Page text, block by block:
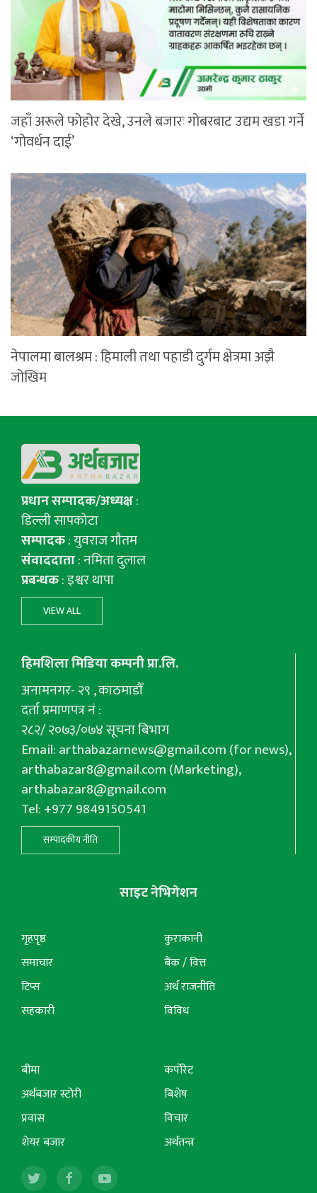
जहाँ अरूले फोहोर देखे, उनले बजारः गोबरबाट उद्यम खडा गर्ने
‘गोवर्धन दाई’
नेपालमा बालश्रम : हिमाली तथा पहाडी दुर्गम क्षेत्रमा अझै
जोखिम
प्रधान सम्पादक/अध्यक्ष:
डिल्ली सापकोटा
सम्पादक: युवराज गाैतम
संवाददाता: नमिता दुलाल
प्रबन्धक: इश्वर थापा
VIEW ALL
हिमशिला मिडिया कम्पनी प्रा.लि.
अनामनगर- २९ , काठमाडौँ
दर्ता प्रमाणपत्र नं :
२८२/ २०७३/०७४ सूचना बिभाग
Email:arthabazarnews@gmail.com(for news),
arthabazar8@gmail.com(Marketing),
arthabazar8@gmail.com
Tel: +977 9849150541
सम्पादकीय नीति
साइट नेभिगेशन
गृहपृष्ठ
समाचार
टिप्स
सहकारी
कुराकानी
बैंक / वित्त
अर्थ राजनीति
विविध
बीमा
अर्थबजार स्टोरी
प्रवास
शेयर बजार
कर्पोरेट
बिशेष
विचार
अर्थतन्त्र